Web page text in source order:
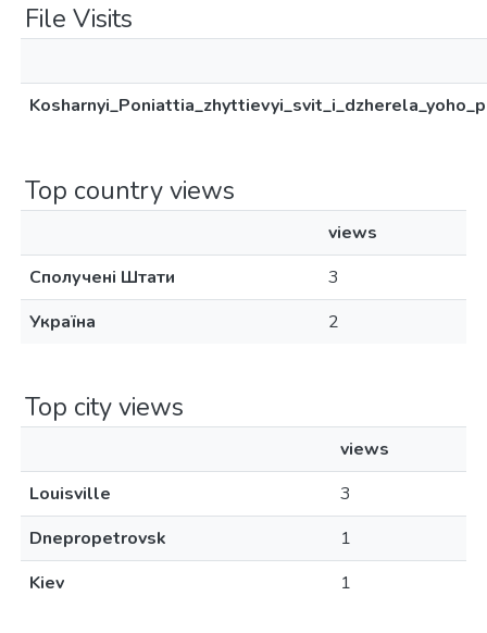
File Visits
Top country views
views
Сполучені Штати
3
Україна
2
Top city views
views
Louisville
3
Dnepropetrovsk
1
Kiev
1